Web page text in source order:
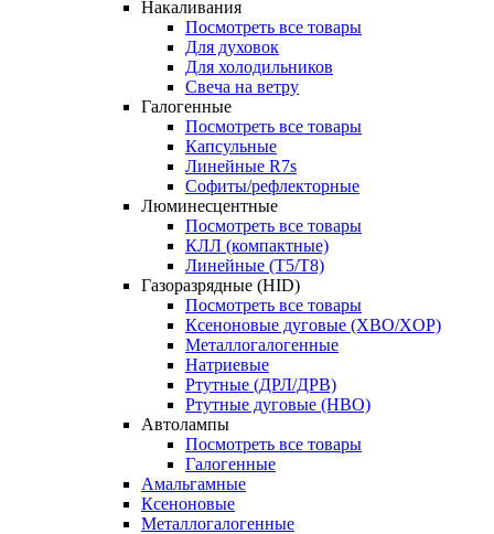
Накаливания
Посмотреть все товары
Для духовок
Для холодильников
Свеча на ветру
Галогенные
Посмотреть все товары
Капсульные
Линейные R7s
Софиты/рефлекторные
Люминесцентные
Посмотреть все товары
КЛЛ (компактные)
Линейные (T5/T8)
Газоразрядные (HID)
Посмотреть все товары
Ксеноновые дуговые (XBO/XOP)
Металлогалогенные
Натриевые
Ртутные (ДРЛ/ДРВ)
Ртутные дуговые (HBO)
Автолампы
Посмотреть все товары
Галогенные
Амальгамные
Ксеноновые
Металлогалогенные